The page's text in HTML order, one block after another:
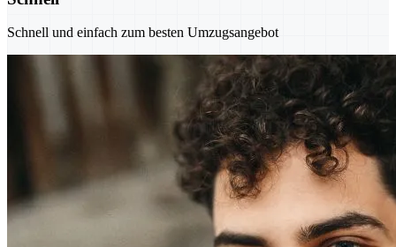
Schnell und einfach zum besten Umzugsangebot